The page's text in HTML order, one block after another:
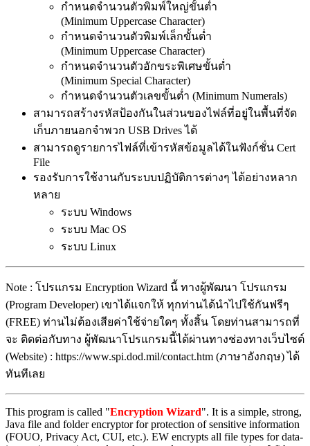
กำหนดจำนวนตัวพิมพ์ใหญ่ขั้นต่ำ
(Minimum Uppercase Character)
กำหนดจำนวนตัวพิมพ์เล็กขั้นต่ำ
(Minimum Uppercase Character)
กำหนดจำนวนตัวอักขระพิเศษขั้นต่ำ
(Minimum Special Character)
กำหนดจำนวนตัวเลขขั้นต่ำ (Minimum Numerals)
สามารถสร้างรหัสป้องกันในส่วนของไฟล์ที่อยู่ในพื้นที่จัด
เก็บภายนอกจำพวก USB Drives ได้
สามารถดูรายการไฟล์ที่เข้ารหัสข้อมูลได้ในฟังก์ชั่น Cert
File
รองรับการใช้งานกับระบบปฏิบัติการต่างๆ ได้อย่างหลาก
หลาย
ระบบ Windows
ระบบ Mac OS
ระบบ Linux
Note : โปรแกรม Encryption Wizard นี้ ทางผู้พัฒนา โปรแกรม
(Program Developer) เขาได้แจกให้ ทุกท่านได้นำไปใช้กันฟรีๆ
(FREE) ท่านไม่ต้องเสียค่าใช้จ่ายใดๆ ทั้งสิ้น โดยท่านสามารถที่
จะ ติดต่อกับทาง ผู้พัฒนาโปรแกรมนี้ได้ผ่านทางช่องทางเว็บไซต์
(Website) : https://www.spi.dod.mil/contact.htm (ภาษาอังกฤษ) ได้
ทันทีเลย
This program is called "Encryption Wizard". It is a simple, strong,
Java file and folder encryptor for protection of sensitive information
(FOUO, Privacy Act, CUI, etc.). EW encrypts all file types for data-